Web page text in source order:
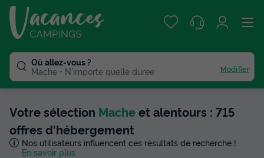
Où allez-vous ?
Mache
N'importe quelle duree Modifier
Votre sélection Macheet alentours : 715
offres d'hébergement
Nos utilisateurs influencent ces résultats de recherche !
En savoir plus